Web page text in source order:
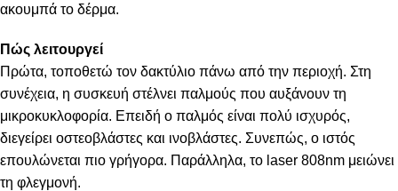
ακουμπά το δέρμα.
Πώς λειτουργεί
Πρώτα, τοποθετώ τον δακτύλιο πάνω από την περιοχή. Στη
συνέχεια, η συσκευή στέλνει παλμούς που αυξάνουν τη
μικροκυκλοφορία. Επειδή ο παλμός είναι πολύ ισχυρός,
διεγείρει οστεοβλάστες και ινοβλάστες. Συνεπώς, ο ιστός
επουλώνεται πιο γρήγορα. Παράλληλα, το laser 808nm μειώνει
τη φλεγμονή.